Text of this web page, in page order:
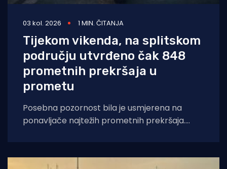
03 kol. 2026 1 MIN. ČITANJA
Tijekom vikenda, na splitskom
području utvrđeno čak 848
prometnih prekršaja u
prometu
Posebna pozornost bila je usmjerena na
ponavljače najtežih prometnih prekršaja.